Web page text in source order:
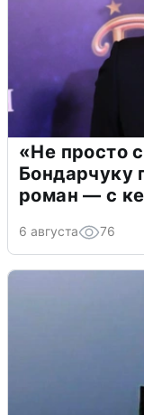
«Не просто
Бондарчуку
роман — с
6 августа 76